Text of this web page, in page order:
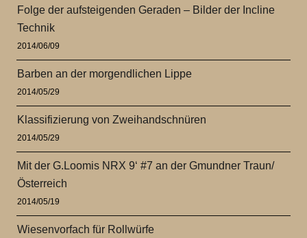
Folge der aufsteigenden Geraden – Bilder der Incline
Technik
2014/06/09
Barben an der morgendlichen Lippe
2014/05/29
Klassifizierung von Zweihandschnüren
2014/05/29
Mit der G.Loomis NRX 9‘ #7 an der Gmundner Traun/
Österreich
2014/05/19
Wiesenvorfach für Rollwürfe